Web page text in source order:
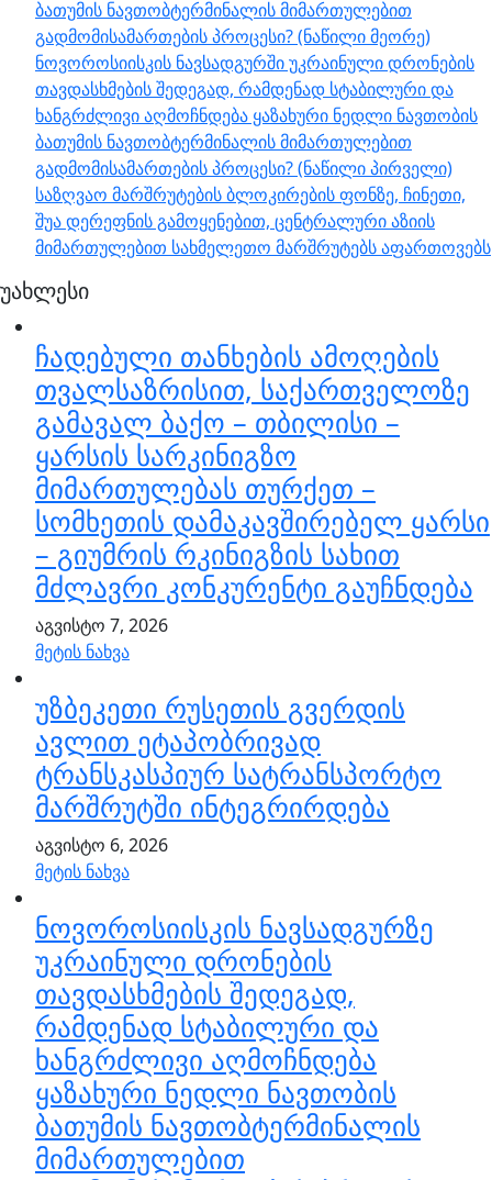
ბათუმის ნავთობტერმინალის მიმართულებით
გადმომისამართების პროცესი? (ნაწილი მეორე)
ნოვოროსიისკის ნავსადგურში უკრაინული დრონების
თავდასხმების შედეგად, რამდენად სტაბილური და
ხანგრძლივი აღმოჩნდება ყაზახური ნედლი ნავთობის
ბათუმის ნავთობტერმინალის მიმართულებით
გადმომისამართების პროცესი? (ნაწილი პირველი)
საზღვაო მარშრუტების ბლოკირების ფონზე, ჩინეთი,
შუა დერეფნის გამოყენებით, ცენტრალური აზიის
მიმართულებით სახმელეთო მარშრუტებს აფართოვებს
უახლესი
ჩადებული თანხების ამოღების
თვალსაზრისით, საქართველოზე
გამავალ ბაქო – თბილისი –
ყარსის სარკინიგზო
მიმართულებას თურქეთ –
სომხეთის დამაკავშირებელ ყარსი
– გიუმრის რკინიგზის სახით
მძლავრი კონკურენტი გაუჩნდება
აგვისტო 7, 2026
მეტის ნახვა
უზბეკეთი რუსეთის გვერდის
ავლით ეტაპობრივად
ტრანსკასპიურ სატრანსპორტო
მარშრუტში ინტეგრირდება
აგვისტო 6, 2026
მეტის ნახვა
ნოვოროსიისკის ნავსადგურზე
უკრაინული დრონების
თავდასხმების შედეგად,
რამდენად სტაბილური და
ხანგრძლივი აღმოჩნდება
ყაზახური ნედლი ნავთობის
ბათუმის ნავთობტერმინალის
მიმართულებით